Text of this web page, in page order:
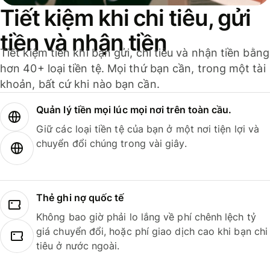
Tiết kiệm khi chi tiêu, gửi
tiền và nhận tiền
Tiết kiệm tiền khi bạn gửi, chi tiêu và nhận tiền bằng
hơn 40+ loại tiền tệ. Mọi thứ bạn cần, trong một tài
khoản, bất cứ khi nào bạn cần.
Quản lý tiền mọi lúc mọi nơi trên toàn cầu.
Giữ các loại tiền tệ của bạn ở một nơi tiện lợi và
chuyển đổi chúng trong vài giây.
Thẻ ghi nợ quốc tế
Không bao giờ phải lo lắng về phí chênh lệch tỷ
giá chuyển đổi, hoặc phí giao dịch cao khi bạn chi
tiêu ở nước ngoài.